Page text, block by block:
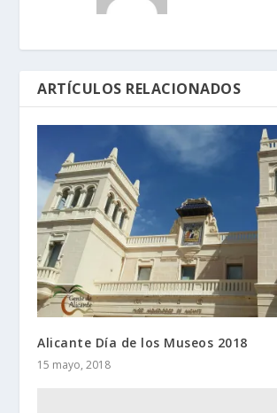
ARTÍCULOS RELACIONADOS
Alicante Día de los Museos 2018
15 mayo, 2018